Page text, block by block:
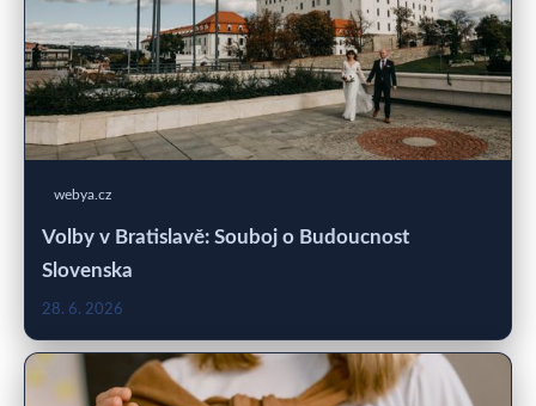
webya.cz
Volby v Bratislavě: Souboj o Budoucnost
Slovenska
28. 6. 2026